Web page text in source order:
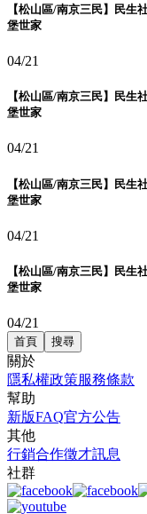
【松山區/南京三民】民生
堡世家
04/21
【松山區/南京三民】民生
堡世家
04/21
【松山區/南京三民】民生
堡世家
04/21
【松山區/南京三民】民生
堡世家
04/21
首頁 搜尋
關於
隱私權政策服務條款
幫助
新版FAQ官方公告
其他
行銷合作徵才訊息
社群